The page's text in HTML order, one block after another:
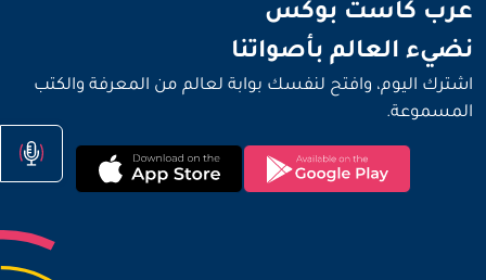
عرب كاست بوكس
نضيء العالم بأصواتنا
اشترك اليوم، وافتح لنفسك بوابة لعالم من المعرفة والكتب
المسموعة.